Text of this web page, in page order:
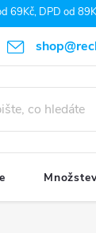
69Kč, DPD od
osobních údajů